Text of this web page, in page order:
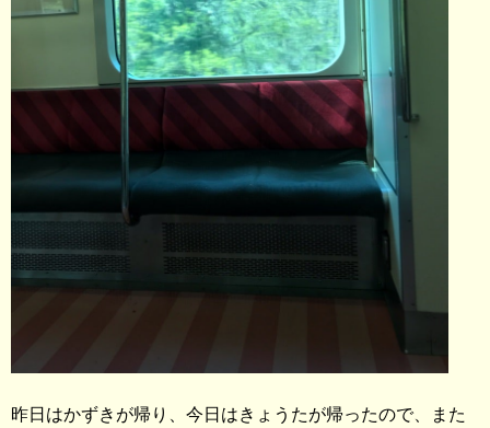
昨日はかずきが帰り、今日はきょうたが帰ったので、また